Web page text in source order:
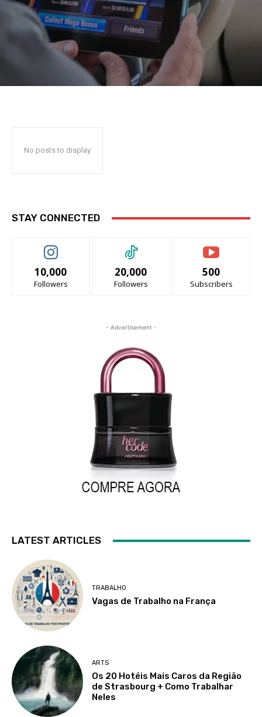
No posts to display
STAY CONNECTED
10,000
Followers
20,000
Followers
500
Subscribers
- Advertisement -
LATEST ARTICLES
TRABALHO
Vagas de Trabalho na França
ARTS
Os 20 Hotéis Mais Caros da Região
de Strasbourg + Como Trabalhar
Neles